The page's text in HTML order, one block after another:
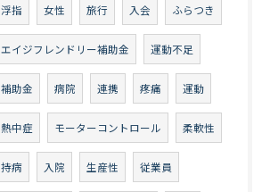
浮指 女性 旅行 入会 ふらつき
エイジフレンドリー補助金 運動不足
補助金 病院 連携 疼痛 運動
熱中症 モーターコントロール 柔軟性
持病 入院 生産性 従業員